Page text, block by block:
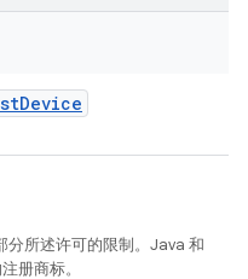
Device
分所述许可的限制。Java 和
册商标。